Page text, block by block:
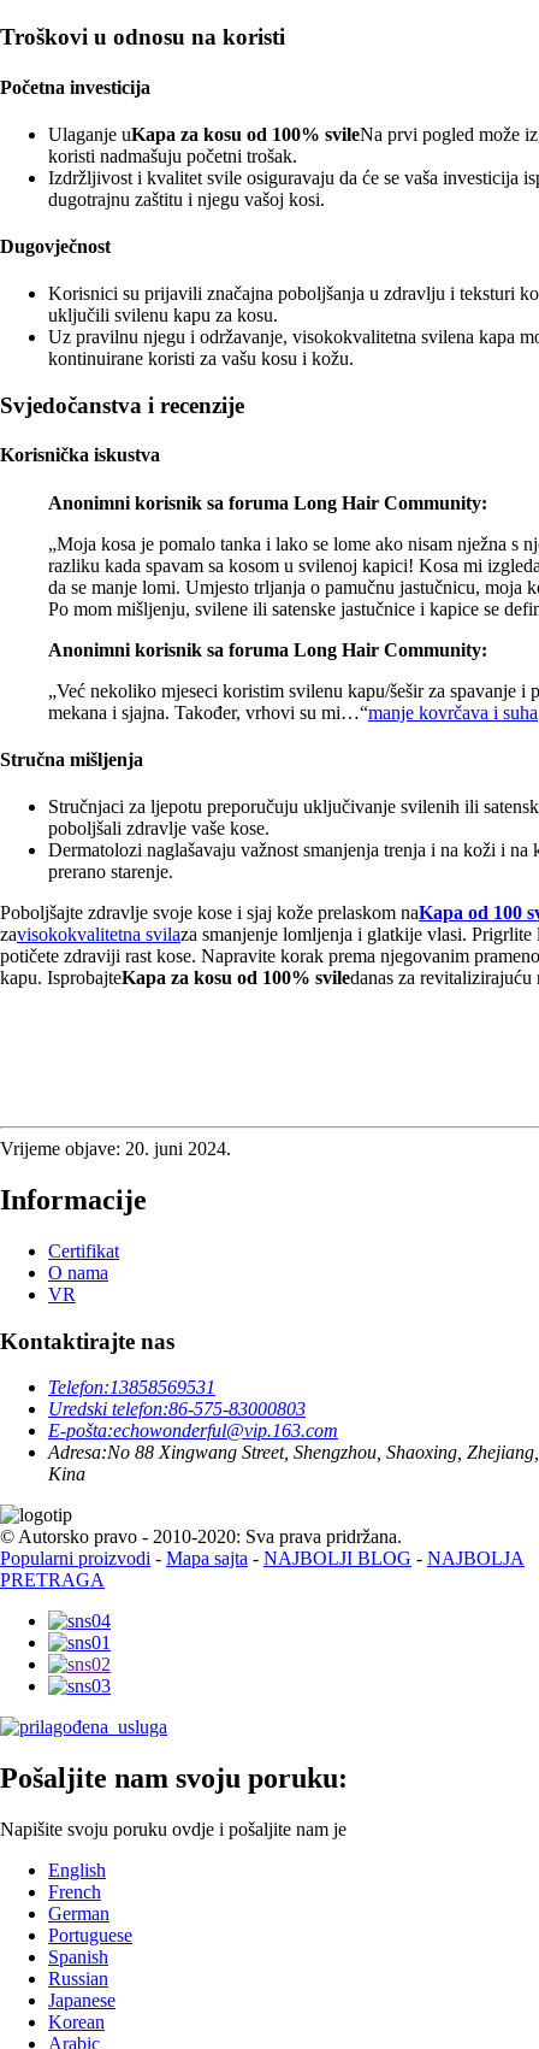
Troškovi u odnosu na koristi
Početna investicija
Ulaganje uKapa za kosu od 100% svileNa prvi pogled može
koristi nadmašuju početni trošak.
Izdržljivost i kvalitet svile osiguravaju da će se vaša investicija
dugotrajnu zaštitu i njegu vašoj kosi.
Dugovječnost
Korisnici su prijavili značajna poboljšanja u zdravlju i teksturi
uključili svilenu kapu za kosu.
Uz pravilnu njegu i održavanje, visokokvalitetna svilena kapa
kontinuirane koristi za vašu kosu i kožu.
Svjedočanstva i recenzije
Korisnička iskustva
Anonimni korisnik sa foruma Long Hair Community:
„Moja kosa je pomalo tanka i lako se lome ako nisam nježna s
razliku kada spavam sa kosom u svilenoj kapici! Kosa mi
da se manje lomi. Umjesto trljanja o pamučnu jastučnicu, moja
Po mom mišljenju, svilene ili satenske jastučnice i kapice se
Anonimni korisnik sa foruma Long Hair Community:
„Već nekoliko mjeseci koristim svilenu kapu/šešir za spavanje
mekana i sjajna. Također, vrhovi su mi…“manje kovrčava i suha
Stručna mišljenja
Stručnjaci za ljepotu preporučuju uključivanje svilenih ili
poboljšali zdravlje vaše kose.
Dermatolozi naglašavaju važnost smanjenja trenja i na koži i na
prerano starenje.
Poboljšajte zdravlje svoje kose i sjaj kože prelaskom naKapa od 100
zavisokokvalitetna svilaza smanjenje lomljenja i glatkije vlasi.
potičete zdraviji rast kose. Napravite korak prema njegovanim
kapu. IsprobajteKapa za kosu od 100% sviledanas za revitalizirajuću
Vrijeme objave: 20. juni 2024.
Informacije
Certifikat
O nama
VR
Kontaktirajte nas
Telefon:13858569531
Uredski telefon:86-575-83000803
E-pošta:echowonderful@vip.163.com
Adresa:No 88 Xingwang Street, Shengzhou, Shaoxing, Zhejiang,
Kina
© Autorsko pravo - 2010-2020: Sva prava pridržana.
Popularni proizvodi - Mapa sajta - NAJBOLJI BLOG - NAJBOLJA
PRETRAGA
Pošaljite nam svoju poruku:
Napišite svoju poruku ovdje i pošaljite nam je
English
French
German
Portuguese
Spanish
Russian
Japanese
Korean
Arabic